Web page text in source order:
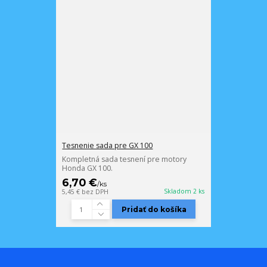
Tesnenie sada pre GX 100
Kompletná sada tesnení pre motory
Honda GX 100.
6,70 €/ks
5,45 € bez DPH Skladom 2 ks
Pridať do košíka